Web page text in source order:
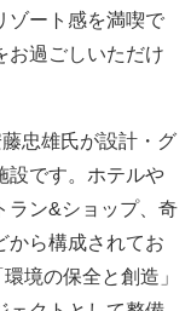
ゾート感を満喫で
お過ごしいただけ
忠雄氏が設計・グ
設です。ホテルや
ラン&ショップ、奇
から構成されてお
境の保全と創造」